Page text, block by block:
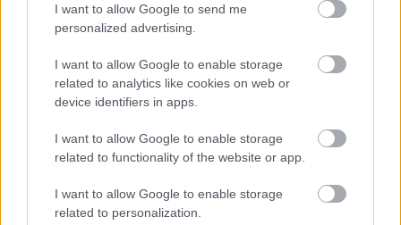
I want to allow Google to send me
personalized advertising.
I want to allow Google to enable storage
related to analytics like cookies on web or
device identifiers in apps.
I want to allow Google to enable storage
related to functionality of the website or app.
I want to allow Google to enable storage
related to personalization.